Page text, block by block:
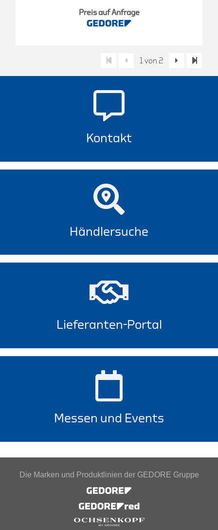
Preis auf Anfrage
1 von 2
Kontakt
Händlersuche
Lieferanten-Portal
Messen und Events
Die Marken und Produktlinien der GEDORE Gruppe